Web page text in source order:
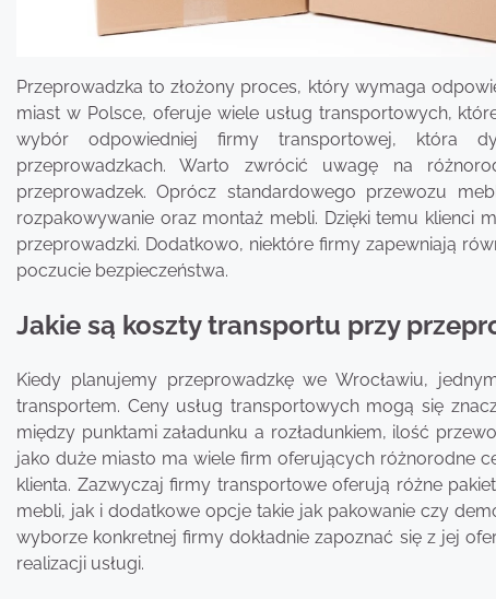
Przeprowadzka to złożony proces, który wymaga
miast w Polsce, oferuje wiele usług transportowych,
wybór odpowiedniej firmy transportowej, która
przeprowadzkach. Warto zwrócić uwagę na
przeprowadzek. Oprócz standardowego przewozu
rozpakowywanie oraz montaż mebli. Dzięki temu klienci
przeprowadzki. Dodatkowo, niektóre firmy zapewniają
poczucie bezpieczeństwa.
Jakie są koszty transportu przy
Kiedy planujemy przeprowadzkę we Wrocławiu,
transportem. Ceny usług transportowych mogą się
między punktami załadunku a rozładunkiem, ilość
jako duże miasto ma wiele firm oferujących różnorodne
klienta. Zazwyczaj firmy transportowe oferują różne
mebli, jak i dodatkowe opcje takie jak pakowanie czy
wyborze konkretnej firmy dokładnie zapoznać się z jej
realizacji usługi.